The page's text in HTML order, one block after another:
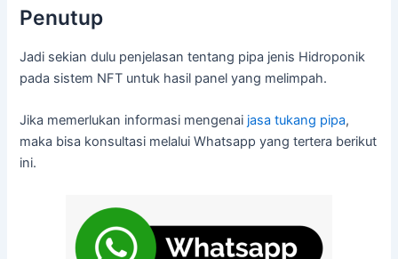
Penutup
Jadi sekian dulu penjelasan tentang pipa jenis Hidroponik
pada sistem NFT untuk hasil panel yang melimpah.
Jika memerlukan informasi mengenai jasa tukang pipa,
maka bisa konsultasi melalui Whatsapp yang tertera berikut
ini.